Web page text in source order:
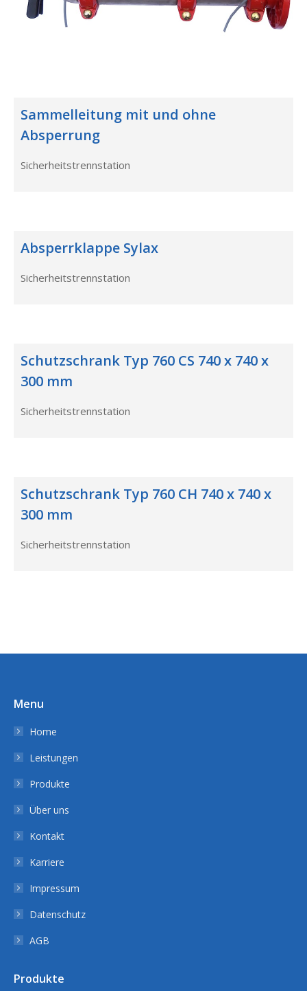
Sammelleitung mit und ohne
Absperrung
Sicherheitstrennstation
Absperrklappe Sylax
Sicherheitstrennstation
Schutzschrank Typ 760 CS 740 x 740 x
300 mm
Sicherheitstrennstation
Schutzschrank Typ 760 CH 740 x 740 x
300 mm
Sicherheitstrennstation
Menu
Home
Leistungen
Produkte
Über uns
Kontakt
Karriere
Impressum
Datenschutz
AGB
Produkte